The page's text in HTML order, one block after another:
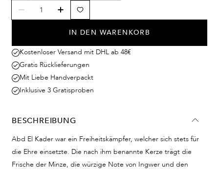
IN DEN WARENKORB
Kostenloser Versand mit DHL ab 48€
Gratis Rücklieferungen
Mit Liebe Handverpackt
Inklusive 3 Gratisproben
BESCHREIBUNG
Abd El Kader war ein Freiheitskämpfer, welcher sich stets für
die Ehre einsetzte. Die nach ihm benannte Kerze trägt die
Frische der Minze, die würzige Note von Ingwer und den